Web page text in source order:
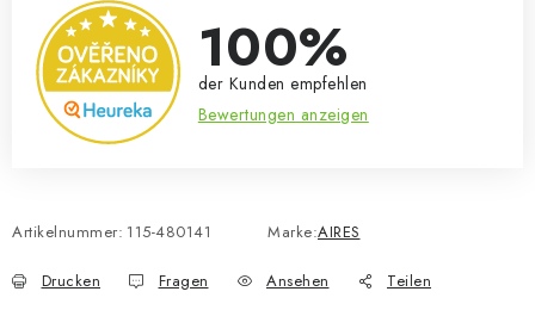
100%
der Kunden empfehlen
Bewertungen anzeigen
Artikelnummer: 115-480141 Marke:AIRES
Drucken Fragen Ansehen Teilen